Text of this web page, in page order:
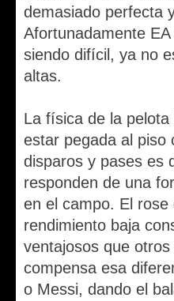
demasiado perfecta
Afortunadamente
siendo difícil, ya no
altas.
La física de la
estar pegada al piso
disparos y pases es
responden de una
en el campo. El
rendimiento baja
ventajosos que
compensa esa
o Messi, dando el